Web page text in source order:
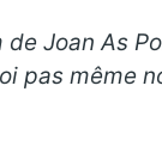
Joan As
pas même